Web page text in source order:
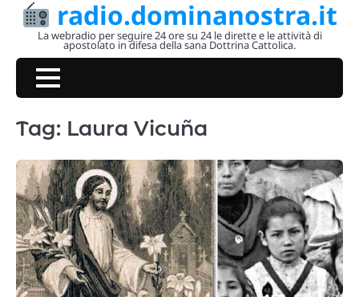
Skip
radio.dominanostra.it
La webradio per seguire 24 ore su 24 le dirette e le attività di
apostolato in difesa della sana Dottrina Cattolica.
Tag: Laura Vicuña